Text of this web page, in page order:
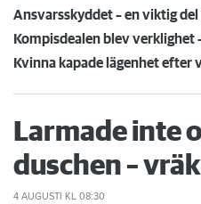
Ansvarsskyddet – en viktig
Larmade inte
duschen –
4 AUGUSTI KL 08:30